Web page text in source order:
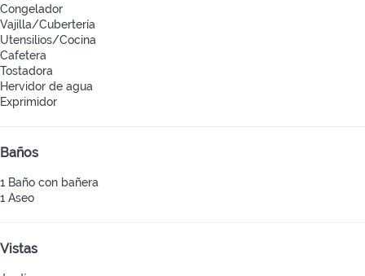
Congelador
Vajilla/Cubertería
Utensilios/Cocina
Cafetera
Tostadora
Hervidor de agua
Exprimidor
Baños
1 Baño con bañera
1 Aseo
Vistas